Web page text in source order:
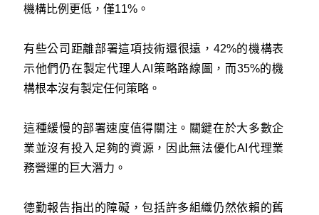
機構比例更低，僅11%。
有些公司距離部署這項技術還很遠，42%的機構表
示他們仍在製定代理人AI策略路線圖，而35%的機
構根本沒有製定任何策略。
這種緩慢的部署速度值得關注。關鍵在於大多數企
業並沒有投入足夠的資源，因此無法優化AI代理業
務營運的巨大潛力。
德勤報告指出的障礙，包括許多組織仍然依賴的舊